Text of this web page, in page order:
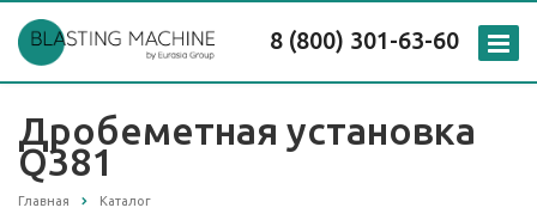
8 (800) 301-63-60
Дробеметная установка
Q381
Главная Каталог